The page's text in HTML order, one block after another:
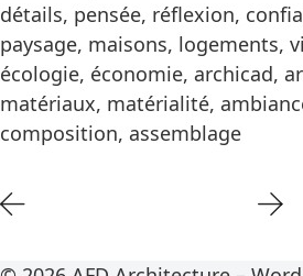
détails, pensée, réflexion,
paysage, maisons, logements,
écologie, économie, archicad,
matériaux, matérialité,
composition, assemblage